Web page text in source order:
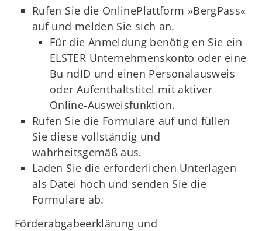
Rufen Sie die OnlinePlattform »BergPass«
auf und melden Sie sich an.
Für die Anmeldung benötig en Sie ein
ELSTER Unternehmenskonto oder eine
Bu ndID und einen Personalausweis
oder Aufenthaltstitel mit aktiver
Online-Ausweisfunktion.
Rufen Sie die Formulare auf und füllen
Sie diese vollständig und
wahrheitsgemäß aus.
Laden Sie die erforderlichen Unterlagen
als Datei hoch und senden Sie die
Formulare ab.
Förderabgabeerklärung und